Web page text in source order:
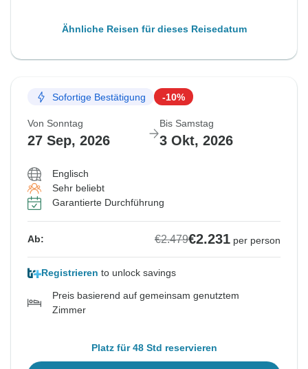
Ähnliche Reisen für dieses Reisedatum
Sofortige Bestätigung -10%
Von Sonntag
27 Sep, 2026
Bis Samstag
3 Okt, 2026
Englisch
Sehr beliebt
Garantierte Durchführung
Ab: €2.479€2.231 per person
Registrieren to unlock savings
Preis basierend auf gemeinsam genutztem
Zimmer
Platz für 48 Std reservieren